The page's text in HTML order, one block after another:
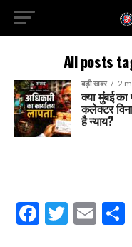
All posts
बड़ी खबर 2
क्या मुंबई का
कलेक्टर
है न्याय?
Facebook
Twitter